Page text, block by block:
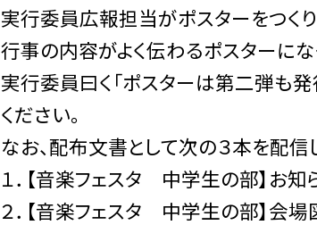
実行委員広報担当がポスターをつくり
行事の内容がよく伝わるポスターにな
実行委員曰く「ポスターは第二弾も発
ください。
なお、配布文書として次の３本を配信
１．【音楽フェスタ 中学生の部】お知
２．【音楽フェスタ 中学生の部】会場